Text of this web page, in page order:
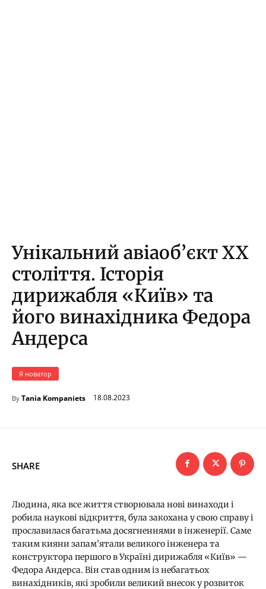
Унікальний авіаоб’єкт XX
століття. Історія
дирижабля «Київ» та
його винахідника Федора
Андерса
Я новатор
By Tania Kompaniets 18.08.2023
SHARE
Людина, яка все життя створювала нові винаходи і
робила наукові відкриття, була закохана у свою справу і
прославилася багатьма досягненнями в інженерії. Саме
таким кияни запам’ятали великого інженера та
конструктора першого в Україні дирижабля «Київ» —
Федора Андерса. Він став одним із небагатьох
винахідників, які зробили великий внесок у розвиток